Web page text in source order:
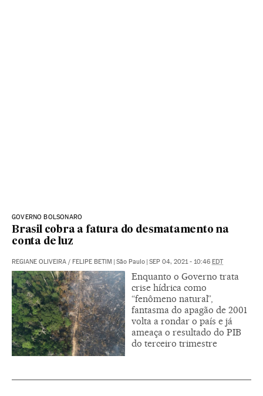
GOVERNO BOLSONARO
Brasil cobra a fatura do desmatamento na
conta de luz
REGIANE OLIVEIRA / FELIPE BETIM | São Paulo | SEP 04, 2021 - 10:46 EDT
Enquanto o Governo trata
crise hídrica como
“fenômeno natural”,
fantasma do apagão de 2001
volta a rondar o país e já
ameaça o resultado do PIB
do terceiro trimestre